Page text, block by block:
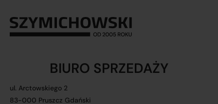
BIURO SPRZEDAŻY
ul. Arctowskiego 2
83-000 Pruszcz Gdański